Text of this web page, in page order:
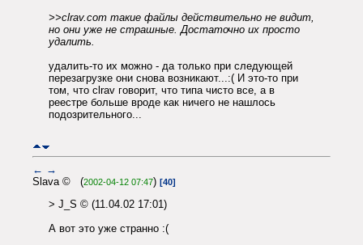
>>clrav.com такие файлы действительно не видит,
но они уже не страшные. Достаточно их просто
удалить.
удалить-то их можно - да только при следующей
перезагрузке они снова возникают...:( И это-то при
том, что clrav говорит, что типа чисто все, а в
реестре больше вроде как ничего не нашлось
подозрительного...
← →
Slava © (2002-04-12 07:47) [40]
> J_S © (11.04.02 17:01)
А вот это уже странно :(